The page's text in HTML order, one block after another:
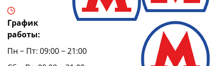
График
работы:
Пн − Пт: 09:00 − 21:00